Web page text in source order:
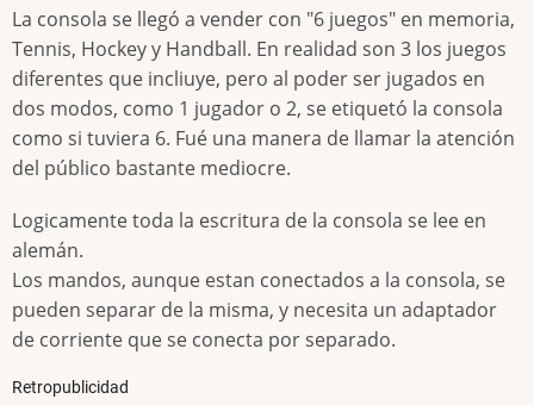
La consola se llegó a vender con "6 juegos" en memoria,
Tennis, Hockey y Handball. En realidad son 3 los juegos
diferentes que incliuye, pero al poder ser jugados en
dos modos, como 1 jugador o 2, se etiquetó la consola
como si tuviera 6. Fué una manera de llamar la atención
del público bastante mediocre.
Logicamente toda la escritura de la consola se lee en
alemán.
Los mandos, aunque estan conectados a la consola, se
pueden separar de la misma, y necesita un adaptador
de corriente que se conecta por separado.
Retropublicidad